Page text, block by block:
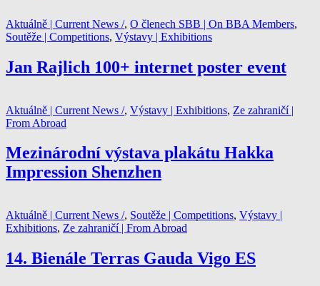
Aktuálně | Current News /, O členech SBB | On BBA Members,
Soutěže | Competitions, Výstavy | Exhibitions
Jan Rajlich 100+ internet poster event
Aktuálně | Current News /, Výstavy | Exhibitions, Ze zahraničí |
From Abroad
Mezinárodní výstava plakátu Hakka
Impression Shenzhen
Aktuálně | Current News /, Soutěže | Competitions, Výstavy |
Exhibitions, Ze zahraničí | From Abroad
14. Bienále Terras Gauda Vigo ES